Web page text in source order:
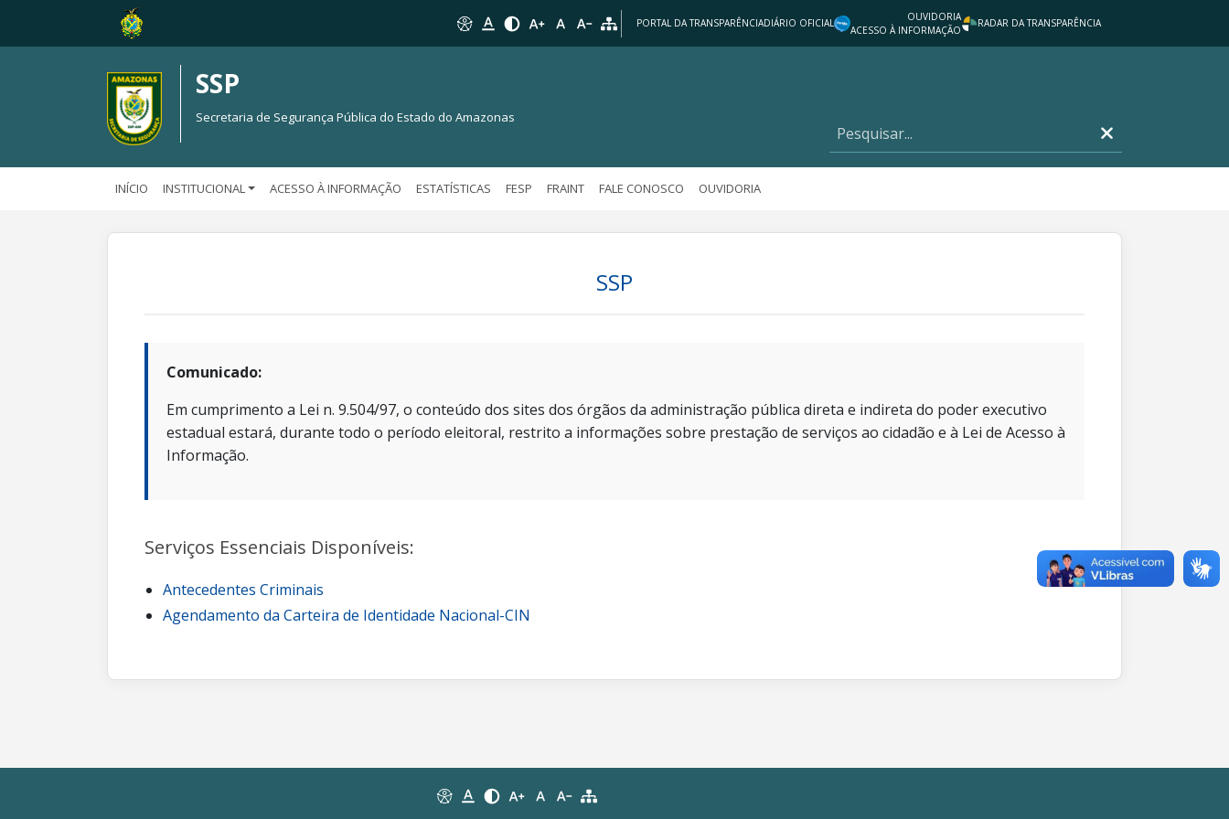
PORTAL DA TRANSPARÊNCIADIÁRIO OFICIAL
OUVIDORIA
ACESSO À INFORMAÇÃO
RADAR DA TRANSPARÊNCIA
SSP
Secretaria de Segurança Pública do Estado do Amazonas
INÍCIO INSTITUCIONAL ACESSO À INFORMAÇÃO ESTATÍSTICAS FESP FRAINT FALE CONOSCO OUVIDORIA
SSP
Comunicado:
Em cumprimento a Lei n. 9.504/97, o conteúdo dos sites dos órgãos da administração pública direta e indireta do poder executivo
estadual estará, durante todo o período eleitoral, restrito a informações sobre prestação de serviços ao cidadão e à Lei de Acesso à
Informação.
Serviços Essenciais Disponíveis:
Antecedentes Criminais
Agendamento da Carteira de Identidade Nacional-CIN